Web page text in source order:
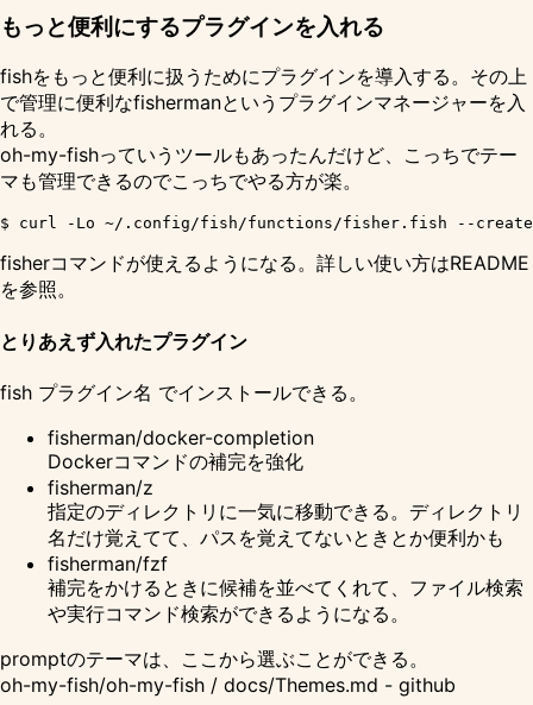
もっと便利にするプラグインを入れる
fishをもっと便利に扱うためにプラグインを導入する。その上
で管理に便利なfishermanというプラグインマネージャーを入
れる。
oh-my-fishっていうツールもあったんだけど、こっちでテー
マも管理できるのでこっちでやる方が楽。
fisherコマンドが使えるようになる。詳しい使い方はREADME
を参照。
とりあえず入れたプラグイン
fish プラグイン名 でインストールできる。
fisherman/docker-completion
Dockerコマンドの補完を強化
fisherman/z
指定のディレクトリに一気に移動できる。ディレクトリ
名だけ覚えてて、パスを覚えてないときとか便利かも
fisherman/fzf
補完をかけるときに候補を並べてくれて、ファイル検索
や実行コマンド検索ができるようになる。
promptのテーマは、ここから選ぶことができる。
oh-my-fish/oh-my-fish / docs/Themes.md - github